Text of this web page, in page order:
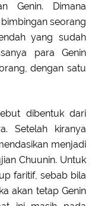
Genin. Dimana
seorang
yang sudah
para Genin
dengan satu
dibentuk dari
Setelah kiranya
menjadi
Chuunin. Untuk
faritif, sebab bila
akan tetap Genin